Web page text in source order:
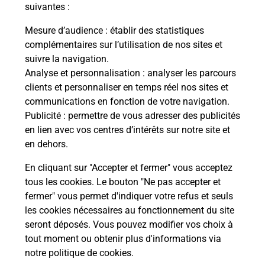
suivantes :
Mesure d’audience : établir des statistiques
complémentaires sur l’utilisation de nos sites et
suivre la navigation.
Analyse et personnalisation : analyser les parcours
clients et personnaliser en temps réel nos sites et
communications en fonction de votre navigation.
Publicité : permettre de vous adresser des publicités
en lien avec vos centres d’intérêts sur notre site et
en dehors.
En cliquant sur "Accepter et fermer" vous acceptez
tous les cookies. Le bouton "Ne pas accepter et
fermer" vous permet d'indiquer votre refus et seuls
les cookies nécessaires au fonctionnement du site
seront déposés. Vous pouvez modifier vos choix à
tout moment ou obtenir plus d'informations via
notre politique de cookies.
modification de livraison ?
Comment La Poste participe-t-elle
à votre sécurité au quotidien ?
Puis-je passer mon code de la route
avec La Poste et sous quelles
conditions ?
Localiser Liste Ille-et-Vilaine ST GERMAIN SUR ILLE